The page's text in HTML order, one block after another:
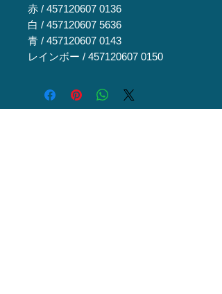
赤 / 457120607 0136
白 / 457120607 5636
青 / 457120607 0143
レインボー / 457120607 0150